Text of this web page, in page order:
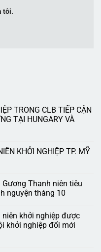
tôi.
TRONG CLB TIẾP CẬN
TẠI HUNGARY VÀ
KHỞI NGHIỆP TP. MỸ
Thanh niên tiêu
nguyện tháng 10
niên khởi nghiệp được
khởi nghiệp đổi mới